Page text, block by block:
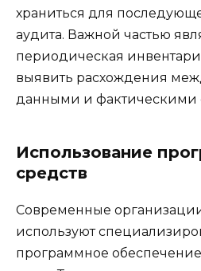
храниться для
аудита. Важной частью
периодическая
выявить расхождения
данными и фактическими
Использование
средств
Современные
используют
программное